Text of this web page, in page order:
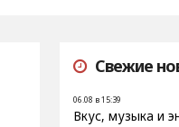
Свежие
06.08 в 15:39
Вкус, музыка и